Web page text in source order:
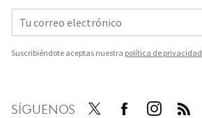
Suscribiéndote aceptas nuestra política de privacidad
SÍGUENOS